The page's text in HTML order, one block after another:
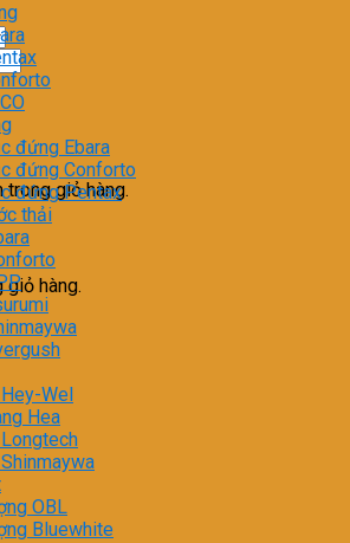
trong giỏ hàng.
giỏ hàng.
đứng Ebara
đứng Conforto
đứng Pentax
thải
Wel
Hea
OBL
Bluewhite